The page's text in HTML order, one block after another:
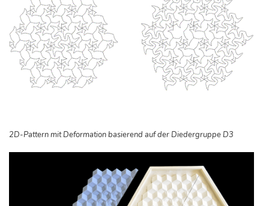
2D-Pattern mit Deformation basierend auf der Diedergruppe D3